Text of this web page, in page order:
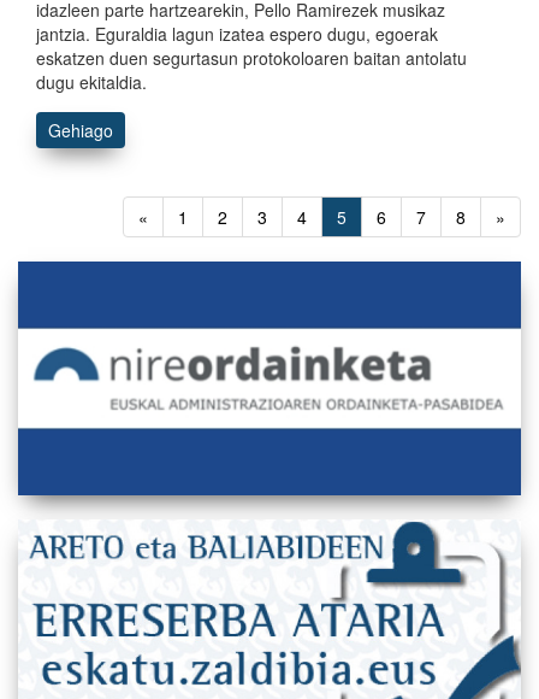
idazleen parte hartzearekin, Pello Ramirezek musikaz
jantzia. Eguraldia lagun izatea espero dugu, egoerak
eskatzen duen segurtasun protokoloaren baitan antolatu
dugu ekitaldia.
Gehiago
« 1 2 3 4 5 6 7 8 »